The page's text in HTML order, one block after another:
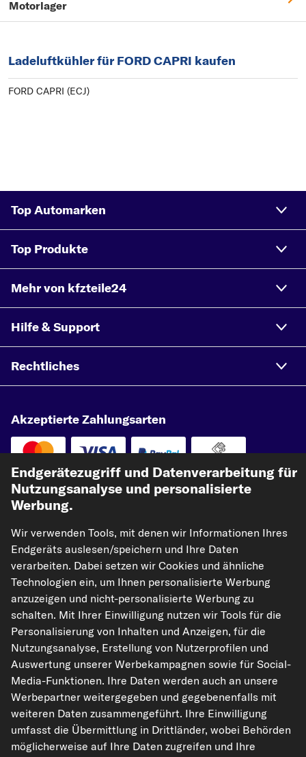
Motorlager
Ladeluftkühler für FORD CAPRI kaufen
FORD CAPRI (ECJ)
Top Automarken
Top Produkte
Mehr von kfzteile24
Hilfe & Support
Rechtliches
Akzeptierte Zahlungsarten
Unsere Versandpartner
kfzteile24.de carpardoo.nl
carpardoo.fr
carpardoo.dk
Die hier dargestellten Daten, insbesondere die gesamte Datenbank, dürfen
nicht vervielfältigt werden. Die Vervielfältigung und Verbreitung der Daten und
der Datenbank ohne vorherige Einwilligung von TecAlliance und/oder die
Einbeziehung Dritter in solche Aktivitäten ist streng verboten. Jegliche
Endgerätezugriff und Datenverarbeitung für
Nutzungsanalyse und personalisierte
Werbung.
Wir verwenden Tools, mit denen wir Informationen Ihres
Endgeräts auslesen/speichern und Ihre Daten
verarbeiten. Dabei setzen wir Cookies und ähnliche
Technologien ein, um Ihnen personalisierte Werbung
anzuzeigen und nicht-personalisierte Werbung zu
schalten. Mit Ihrer Einwilligung nutzen wir Tools für die
Personalisierung von Inhalten und Anzeigen, für die
Nutzungsanalyse, Erstellung von Nutzerprofilen und
Auswertung unserer Werbekampagnen sowie für Social-
Media-Funktionen. Ihre Daten werden auch an unsere
Werbepartner weitergegeben und gegebenenfalls mit
weiteren Daten zusammengeführt. Ihre Einwilligung
umfasst die Übermittlung in Drittländer, wobei Behörden
möglicherweise auf Ihre Daten zugreifen und Ihre